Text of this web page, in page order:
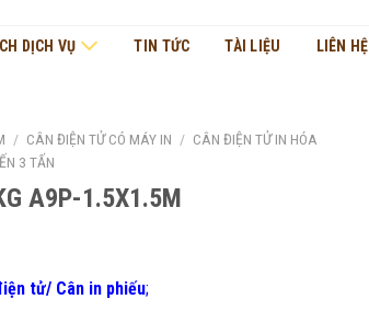
DỊCH VỤ TIN TỨC TÀI LIỆU LIÊN HỆ
/ CÂN ĐIỆN TỬ CÓ MÁY IN / CÂN ĐIỆN TỬ IN HÓA
3 TẤN
A9P-1.5X1.5M
tử/ Cân in phiếu;